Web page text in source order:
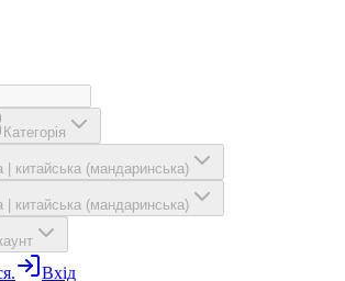
Категорія
китайська (мандаринська)
китайська (мандаринська)
Вхід